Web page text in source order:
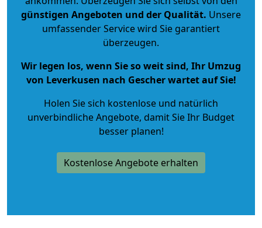
günstigen Angeboten und der Qualität. Unsere
umfassender Service wird Sie garantiert
überzeugen.
Wir legen los, wenn Sie so weit sind, Ihr Umzug
von Leverkusen nach Gescher wartet auf Sie!
Holen Sie sich kostenlose und natürlich
unverbindliche Angebote, damit Sie Ihr Budget
besser planen!
Kostenlose Angebote erhalten